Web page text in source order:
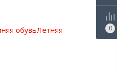
обувьЛетняя
0